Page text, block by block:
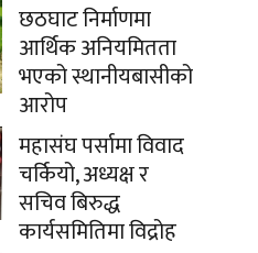
छठघाट निर्माणमा
आर्थिक अनियमितता
भएको स्थानीयबासीको
आरोप
महासंघ पर्सामा विवाद
चर्कियो, अध्यक्ष र
सचिव बिरुद्ध
कार्यसमितिमा विद्रोह